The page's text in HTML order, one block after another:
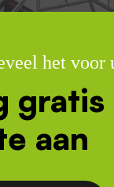
het voor
gratis
aan